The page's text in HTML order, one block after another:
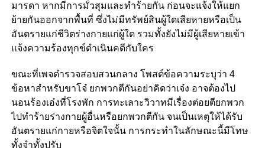
มารดา หากมีการมั่วสุมและทำร้ายกัน ก่อนจะแจ้งให้แยก
ย้ายกันออกจากพื้นที่ ซึ่งไม่มีทรัพย์สินผู้ใดเสียหายหรือเป็น
อันตรายแก่ชีวิตร่างกายแก่ผู้ใด รวมทั้งยังไม่มีผู้เสียหายเข้า
แจ้งความร้องทุกข์ดำเนินคดีกับใคร
ขณะที่เพจตำรวจสอบสวนกลาง โพสต์ข้อความระบุว่า 4
ข้อหาสำหรับขาโจ๋ ยกพวกตีกันอย่าคิดว่าเจ๋ง อาจต้องไป
นอนร้องเอ๋งที่โรงพัก การทะเลาะวิวาทมีเรื่องต่อยตียกพวก
ไปทำร้ายร่างกายผู้อื่นหรือยกพวกตีกัน จนเป็นเหตุให้ได้รับ
อันตรายแก่กายหรือจิตใจนั้น การกระทำในลักษณะนี้มีโทษ
ทั้งจำทั้งปรับ